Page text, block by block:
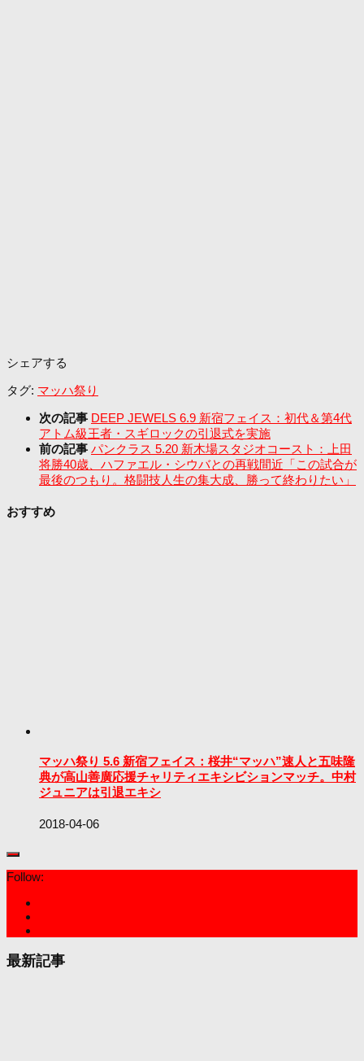
シェアする
タグ: マッハ祭り
次の記事 DEEP JEWELS 6.9 新宿フェイス：初代＆第4代
アトム級王者・スギロックの引退式を実施
前の記事 パンクラス 5.20 新木場スタジオコースト：上田
将勝40歳、ハファエル・シウバとの再戦間近「この試合が
最後のつもり。格闘技人生の集大成、勝って終わりたい」
おすすめ
マッハ祭り 5.6 新宿フェイス：桜井“マッハ”速人と五味隆
典が高山善廣応援チャリティエキシビションマッチ。中村
ジュニアは引退エキシ
2018-04-06
Follow:
最新記事